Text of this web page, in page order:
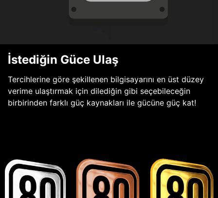
İstediğin Güce Ulaş
Tercihlerine göre şekillenen bilgisayarını en üst düzey
verime ulaştırmak için dilediğin gibi seçebileceğin
birbirinden farklı güç kaynakları ile gücüne güç kat!